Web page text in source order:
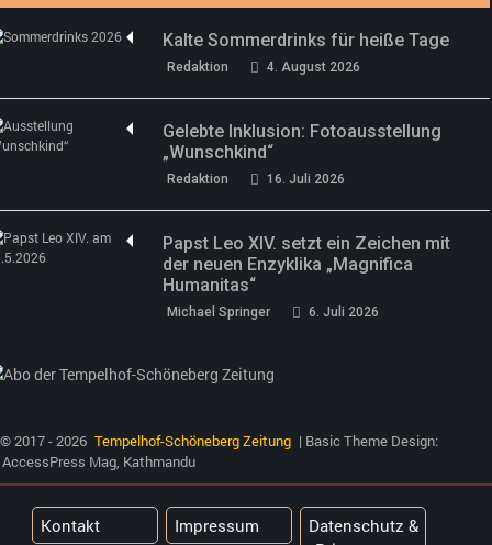
Kalte Sommerdrinks für heiße Tage
Redaktion 4. August 2026
Gelebte Inklusion: Fotoausstellung
„Wunschkind“
Redaktion 16. Juli 2026
Papst Leo XIV. setzt ein Zeichen mit
der neuen Enzyklika „Magnifica
Humanitas“
Michael Springer 6. Juli 2026
© 2017 - 2026 Tempelhof-Schöneberg Zeitung | Basic Theme Design:
AccessPress Mag, Kathmandu
Kontakt Impressum
Datenschutz &